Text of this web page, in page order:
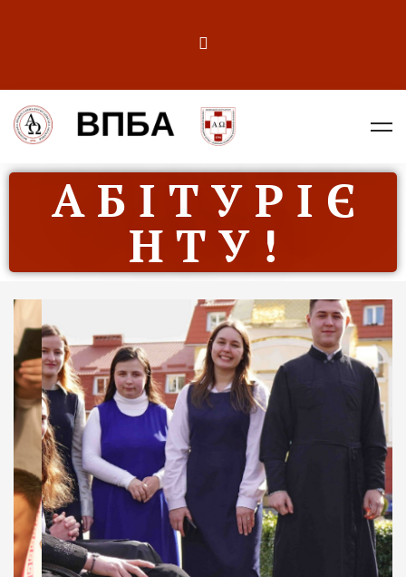
А Б І Т У Р І Є
Н Т У !
ДУХОВНО СИЛЬНІ!
ВПБА — спільнота, де
формується
покликання